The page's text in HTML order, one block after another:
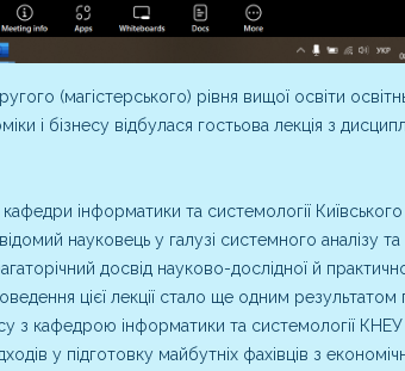
(магістерського) рівня вищої освіти
і бізнесу відбулася гостьова лекція з
інформатики та системології Київського
науковець у галузі системного аналізу та
досвід науково-дослідної й
цієї лекції стало ще одним результатом
з кафедрою інформатики та системології КНЕУ
у підготовку майбутніх фахівців з